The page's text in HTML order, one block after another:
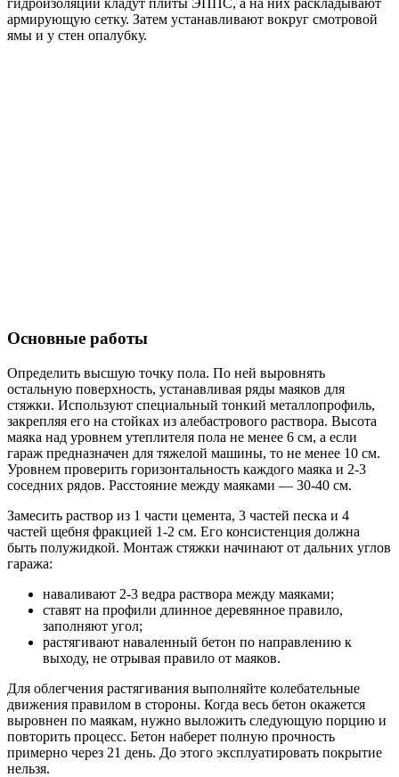
гидроизоляции кладут плиты ЭППС, а на них раскладывают
армирующую сетку. Затем устанавливают вокруг смотровой
ямы и у стен опалубку.
Основные работы
Определить высшую точку пола. По ней выровнять
остальную поверхность, устанавливая ряды маяков для
стяжки. Используют специальный тонкий металлопрофиль,
закрепляя его на стойках из алебастрового раствора. Высота
маяка над уровнем утеплителя пола не менее 6 см, а если
гараж предназначен для тяжелой машины, то не менее 10 см.
Уровнем проверить горизонтальность каждого маяка и 2-3
соседних рядов. Расстояние между маяками — 30-40 см.
Замесить раствор из 1 части цемента, 3 частей песка и 4
частей щебня фракцией 1-2 см. Его консистенция должна
быть полужидкой. Монтаж стяжки начинают от дальних углов
гаража:
наваливают 2-3 ведра раствора между маяками;
ставят на профили длинное деревянное правило,
заполняют угол;
растягивают наваленный бетон по направлению к
выходу, не отрывая правило от маяков.
Для облегчения растягивания выполняйте колебательные
движения правилом в стороны. Когда весь бетон окажется
выровнен по маякам, нужно выложить следующую порцию и
повторить процесс. Бетон наберет полную прочность
примерно через 21 день. До этого эксплуатировать покрытие
нельзя.